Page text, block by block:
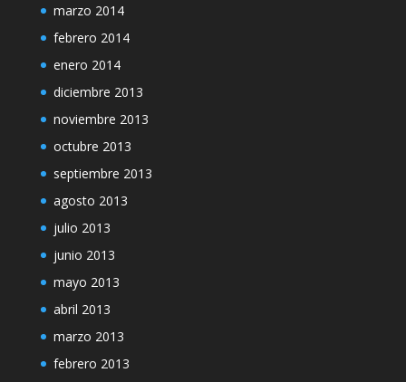
marzo 2014
febrero 2014
enero 2014
diciembre 2013
noviembre 2013
octubre 2013
septiembre 2013
agosto 2013
julio 2013
junio 2013
mayo 2013
abril 2013
marzo 2013
febrero 2013